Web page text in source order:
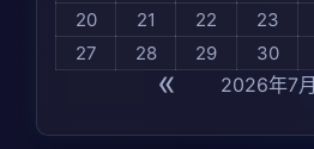
« 2026年7月
20
21 22 23
27
28 29 30